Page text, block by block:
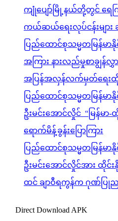
ကျုံပျော်မြို့နယ်တို့တွင် ရေက
ကယ်ဆယ်ရေးလုပ်ငန်းမျ
ပြည်ထောင်စုသမ္မတမြန်မာ
အကြား နားလည်မှုစာချွန်လွှ
အပြန်အလှန်လက်မှတ်ရေ
ပြည်ထောင်စုသမ္မတမြန်မာ
ဦးမင်းအောင်လှိုင် “မြန်မာ
ရောက်မိန့်ခွန်းပြောကြား
ပြည်ထောင်စုသမ္မတမြန်မာ
ဦးမင်းအောင်လှိုင်အား ထိုင်း
ထင် ချာဝီရကွန်က ဂုဏ်ပြုည
Direct Download APK